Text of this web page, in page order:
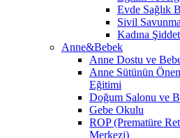
Evde Sağlık
Sivil
Kadına
Anne&Bebek
Anne Dostu ve
Anne Sütünün
Eğitimi
Doğum Salonu ve
Gebe Okulu
ROP (Prematüre
Merkezi)